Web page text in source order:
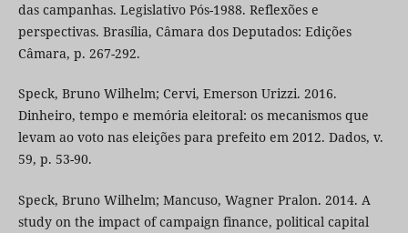
das campanhas. Legislativo Pós-1988. Reflexões e
perspectivas. Brasília, Câmara dos Deputados: Edições
Câmara, p. 267-292.
Speck, Bruno Wilhelm; Cervi, Emerson Urizzi. 2016.
Dinheiro, tempo e memória eleitoral: os mecanismos que
levam ao voto nas eleições para prefeito em 2012. Dados, v.
59, p. 53-90.
Speck, Bruno Wilhelm; Mancuso, Wagner Pralon. 2014. A
study on the impact of campaign finance, political capital